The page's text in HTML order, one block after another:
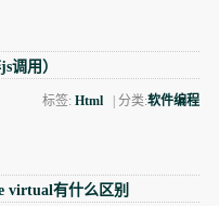
调用）
标签:Html | 分类:软件编程
virtual有什么区别